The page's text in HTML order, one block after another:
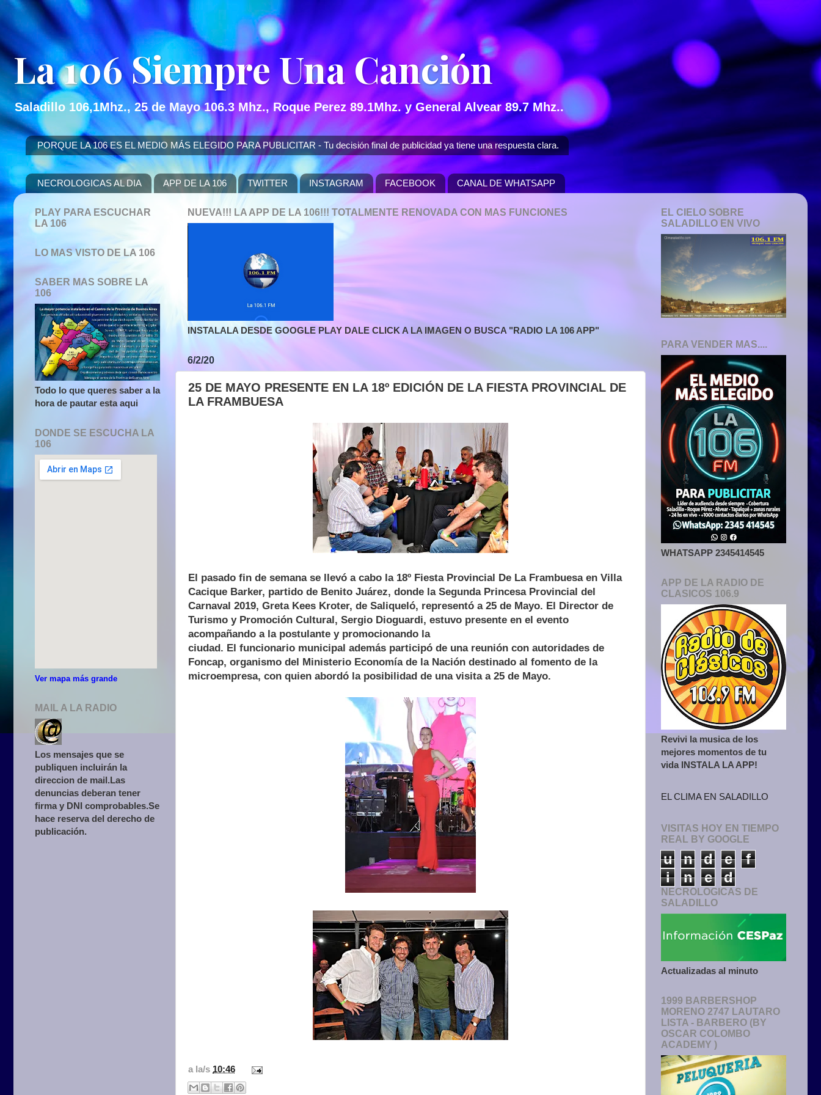
La 106 Siempre Una Canción
Saladillo 106,1Mhz., 25 de Mayo 106.3 Mhz., Roque Perez 89.1Mhz. y General Alvear 89.7 Mhz..
PORQUE LA 106 ES EL MEDIO MÁS ELEGIDO PARA PUBLICITAR - Tu decisión final de publicidad ya tiene una respuesta clara.
NECROLOGICAS AL DIA APP DE LA 106 TWITTER INSTAGRAM FACEBOOK CANAL DE WHATSAPP
NUEVA!!! LA APP DE LA 106!!! TOTALMENTE RENOVADA CON MAS FUNCIONES
INSTALALA DESDE GOOGLE PLAY DALE CLICK A LA IMAGEN O BUSCA "RADIO LA 106 APP"
6/2/20
25 DE MAYO PRESENTE EN LA 18º EDICIÓN DE LA FIESTA PROVINCIAL DE
LA FRAMBUESA
El pasado fin de semana se llevó a cabo la 18º Fiesta Provincial De La Frambuesa en Villa
Cacique Barker, partido de Benito Juárez, donde la Segunda Princesa Provincial del
Carnaval 2019, Greta Kees Kroter, de Saliqueló, representó a 25 de Mayo. El Director de
Turismo y Promoción Cultural, Sergio Dioguardi, estuvo presente en el evento
acompañando a la postulante y promocionando la
ciudad. El funcionario municipal además participó de una reunión con autoridades de
Foncap, organismo del Ministerio Economía de la Nación destinado al fomento de la
microempresa, con quien abordó la posibilidad de una visita a 25 de Mayo.
a la/s 10:46
PLAY PARA ESCUCHAR
LA 106
LO MAS VISTO DE LA 106
SABER MAS SOBRE LA
106
Todo lo que queres saber a la
hora de pautar esta aqui
DONDE SE ESCUCHA LA
106
Ver mapa más grande
MAIL A LA RADIO
Los mensajes que se
publiquen incluirán la
direccion de mail.Las
denuncias deberan tener
firma y DNI comprobables.Se
hace reserva del derecho de
publicación.
EL CIELO SOBRE
SALADILLO EN VIVO
PARA VENDER MAS....
WHATSAPP 2345414545
APP DE LA RADIO DE
CLASICOS 106.9
Revivi la musica de los
mejores momentos de tu
vida INSTALA LA APP!
EL CLIMA EN SALADILLO
VISITAS HOY EN TIEMPO
REAL BY GOOGLE
u n d e
f
i
n e d
NECROLOGICAS DE
SALADILLO
Actualizadas al minuto
1999 BARBERSHOP
MORENO 2747 LAUTARO
LISTA - BARBERO (BY
OSCAR COLOMBO
ACADEMY )